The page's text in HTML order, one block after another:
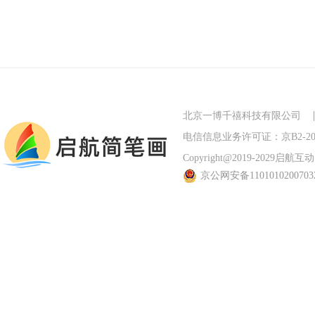
北京一博千禧科技有限公司
电信信息业务许可证：京B2-
Copyright@2019-2029启航互
京公网安备